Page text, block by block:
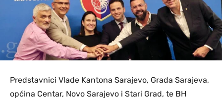
Predstavnici Vlade Kantona Sarajevo, Grada Sarajeva,
općina Centar, Novo Sarajevo i Stari Grad, te BH